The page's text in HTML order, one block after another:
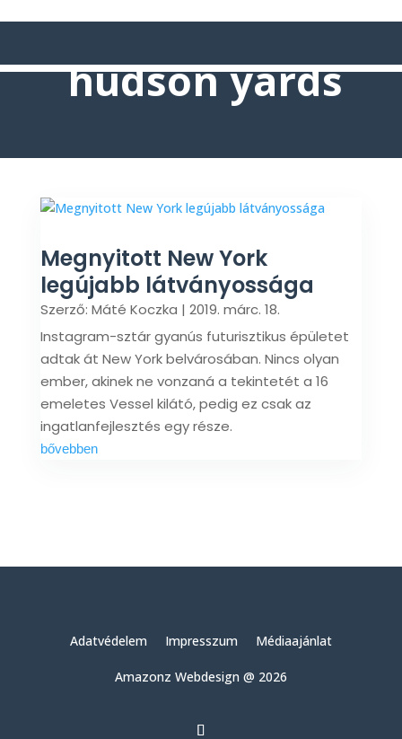
hudson yards
Megnyitott New York
legújabb látványossága
Szerző: Máté Koczka | 2019. márc. 18.
Instagram-sztár gyanús futurisztikus épületet
adtak át New York belvárosában. Nincs olyan
ember, akinek ne vonzaná a tekintetét a 16
emeletes Vessel kilátó, pedig ez csak az
ingatlanfejlesztés egy része.
bővebben
Adatvédelem Impresszum Médiaajánlat
Amazonz Webdesign @ 2026